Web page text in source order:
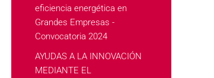
eficiencia energética en
Grandes Empresas -
Convocatoria 2024
AYUDAS A LA INNOVACIÓN
MEDIANTE EL